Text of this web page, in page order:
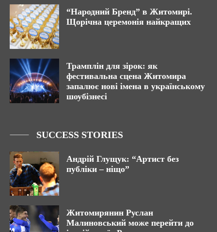
“Народний Бренд” в Житомирі.
Щорічна церемонія найкращих
Трамплін для зірок: як
фестивальна сцена Житомира
запалює нові імена в українському
шоубізнесі
SUCCESS STORIES
Андрій Глущук: “Артист без
публіки – ніщо”
Житомирянин Руслан
Малиновський може перейти до